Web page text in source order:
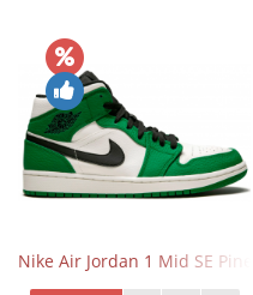
Nike Air Jordan 1 Mid SE Pine